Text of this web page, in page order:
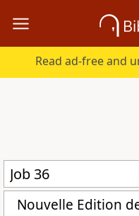
Read ad-free and